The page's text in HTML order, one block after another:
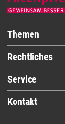
Themen
Rechtliches
Service
Kontakt